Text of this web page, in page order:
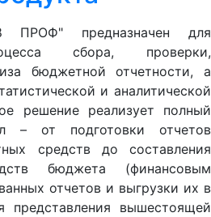
ПРОФ" предназначен для
сбора, проверки,
бюджетной отчетности, а
и аналитической
решение реализует полный
– от подготовки отчетов
средств до составления
бюджета (финансовым
отчетов и выгрузки их в
представления вышестоящей